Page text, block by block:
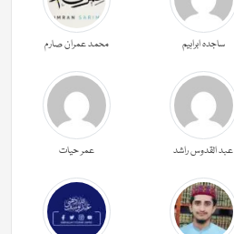
ساجدہ ابراہیم محمد عمران صارم
عبد القدوس راشد عمر حیات